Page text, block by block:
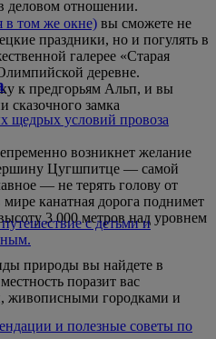
в том же окне) вы сможете не
праздники, но и погулять в
галерее «Старая
деревне.
к предгорьям Альп, и вы
сказочного замка
возникнет желание
Цугшпитце — самой
— не терять голову от
мире канатная дорога поднимет
3 000 метров над уровнем
природы вы найдете в
поразит вас
живописными городками и
деловом отношении.
щедрых условий провоза
с детьми и
и полезные советы по